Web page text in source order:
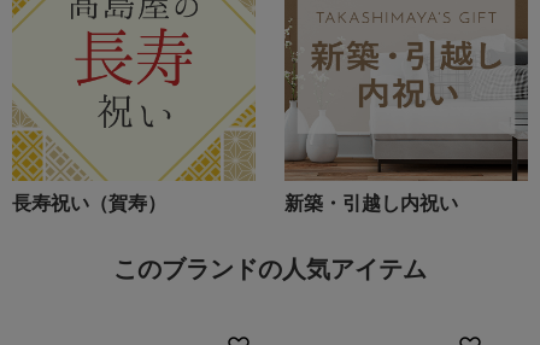
長寿祝い（賀寿） 新築・引越し内祝い
このブランドの人気アイテム